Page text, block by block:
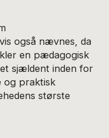
også nævnes, da
en pædagogisk
sjældent inden for
og praktisk
største